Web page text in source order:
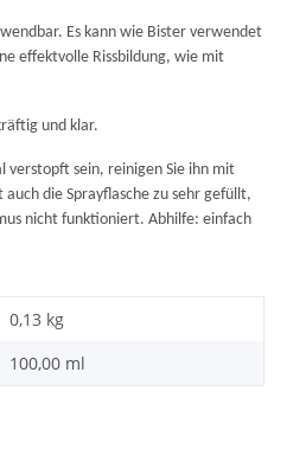
Es kann wie Bister verwendet
effektvolle Rissbildung, wie mit
und klar.
verstopft sein, reinigen Sie ihn mit
die Sprayflasche zu sehr gefüllt,
nicht funktioniert. Abhilfe: einfach
0,13 kg
100,00 ml